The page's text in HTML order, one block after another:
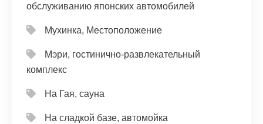
обслуживанию японских автомобилей
Мухинка, Местоположение
Мэри, гостинично-развлекательный
комплекс
На Гая, сауна
На сладкой базе, автомойка